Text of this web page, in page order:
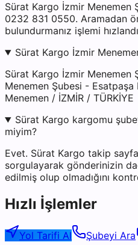
Sürat Kargo İzmir Menemen
0232 831 0550. Aramadan
bulundurmanız işlemi
Sürat Kargo İzmir
Sürat Kargo İzmir Menemen
Menemen Şubesi -
Menemen / İZMİR / TÜRKİYE
Sürat Kargo kargomu
miyim?
Evet. Sürat Kargo takip
sorgulayarak gönderinizin
edilmiş olup olmadığını
Hızlı İşlemler
Yol Tarifi Al Şubeyi Ara